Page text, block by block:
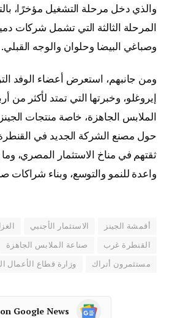
والذي دخل مرحلة التشغيل مؤخرًا،
المرحلة الثالثة التي تشمل شركات
وصباغي البيضا وحلوان والوجه القبلي.
ومن جانبهم، استعرض أعضاء الوفد
إيروغلو، وخبرتها التي تمتد لأكثر من
الملابس الجاهزة، خاصة منتجات
حول مصنع الشركة الجديد في
ثقتهم في مناخ الاستثمار المصري،
واعدة للنمو والتوسع، وبناء شراكات
أقمشة الجينز الاستثمار الأجنبي
القنطرة غرب صناعة الملابس الجاهزة
مستثمرون أتراك وزارة قطاع الأعمال
Google News